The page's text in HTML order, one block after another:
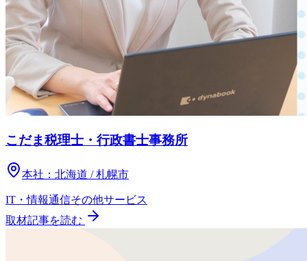
こだま税理士・行政書士事務所
本社： 北海道 / 札幌市
IT・情報通信その他サービス
取材記事を読む